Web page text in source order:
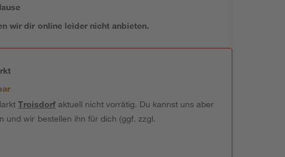
wir dir online leider nicht anbieten.
Troisdorfaktuell nicht vorrätig. Du kannst uns aber
und wir bestellen ihn für dich (ggf. zzgl.